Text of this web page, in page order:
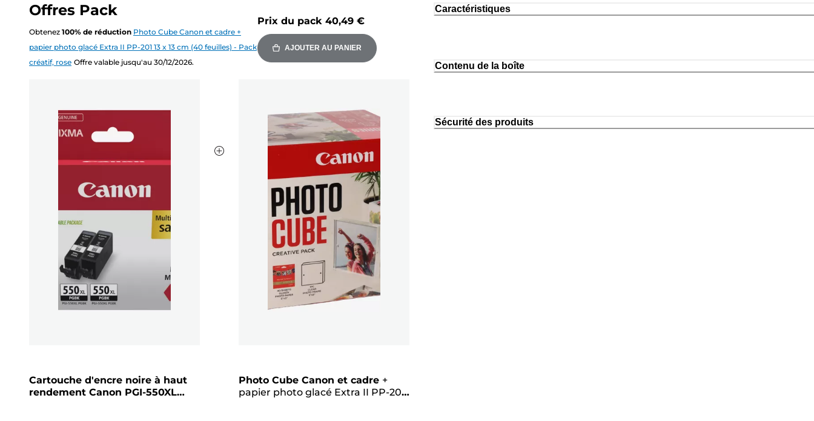
Offres Pack
Obtenez 100% de réduction Photo Cube Canon et cadre +
papier photo glacé Extra II PP-201 13 x 13 cm (40 feuilles) - Pack
créatif, rose Offre valable jusqu'au 30/12/2026.
Prix du pack 40,49 €
AJOUTER AU PANIER
Cartouche d'encre noire à haut
rendement Canon PGI-550XL
Photo Cube Canon et cadre +
papier photo glacé Extra II PP-201
Caractéristiques
Contenu de la boîte
Sécurité des produits